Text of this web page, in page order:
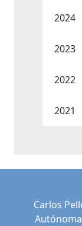
2024
2023
2022
2021
Carlos
Autónoma